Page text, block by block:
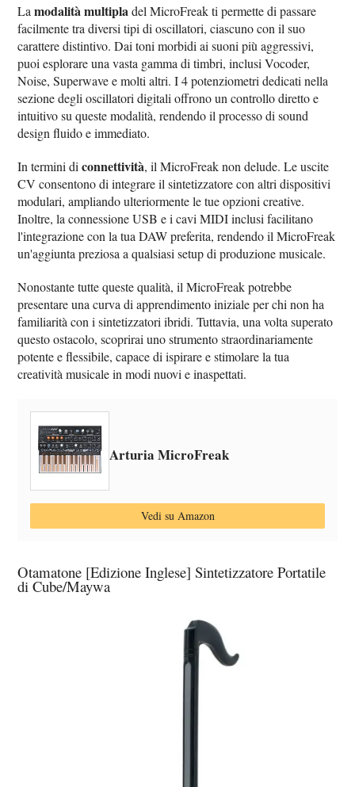
Lamodalità multipladel MicroFreak ti permette di passare
facilmente tra diversi tipi di oscillatori, ciascuno con il suo
carattere distintivo. Dai toni morbidi ai suoni più aggressivi,
puoi esplorare una vasta gamma di timbri, inclusi Vocoder,
Noise, Superwave e molti altri. I 4 potenziometri dedicati nella
sezione degli oscillatori digitali offrono un controllo diretto e
intuitivo su queste modalità, rendendo il processo di sound
design fluido e immediato.
In termini diconnettività, il MicroFreak non delude. Le uscite
CV consentono di integrare il sintetizzatore con altri dispositivi
modulari, ampliando ulteriormente le tue opzioni creative.
Inoltre, la connessione USB e i cavi MIDI inclusi facilitano
l'integrazione con la tua DAW preferita, rendendo il MicroFreak
un'aggiunta preziosa a qualsiasi setup di produzione musicale.
Nonostante tutte queste qualità, il MicroFreak potrebbe
presentare una curva di apprendimento iniziale per chi non ha
familiarità con i sintetizzatori ibridi. Tuttavia, una volta superato
questo ostacolo, scoprirai uno strumento straordinariamente
potente e flessibile, capace di ispirare e stimolare la tua
creatività musicale in modi nuovi e inaspettati.
Arturia MicroFreak
Vedi su Amazon
Otamatone [Edizione Inglese] Sintetizzatore Portatile
di Cube/Maywa